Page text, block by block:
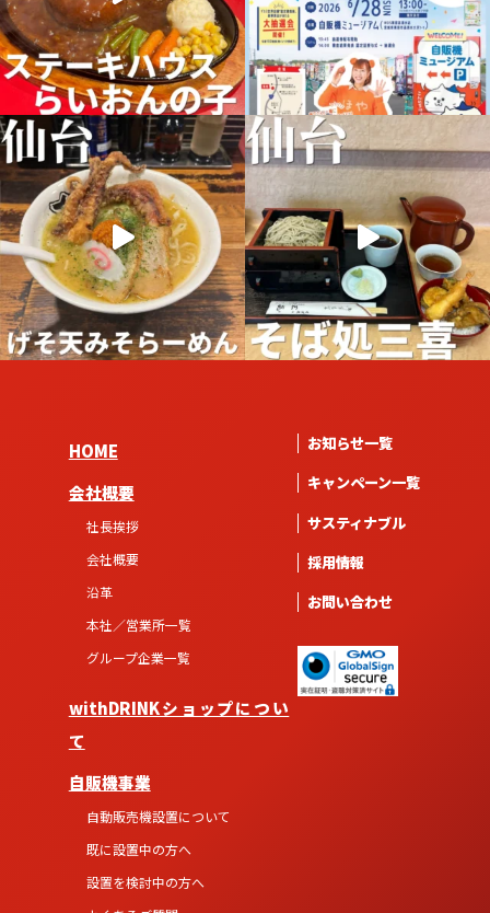
HOME
会社概要
社長挨拶
会社概要
沿革
本社／営業所一覧
グループ企業一覧
withDRINKショップについ
て
自販機事業
自動販売機設置について
既に設置中の方へ
設置を検討中の方へ
お知らせ一覧
キャンペーン一覧
サスティナブル
採用情報
お問い合わせ